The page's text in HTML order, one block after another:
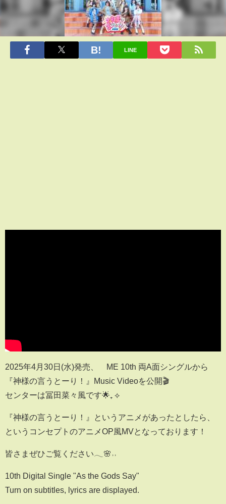
LINE
2025年4月30日(水)発売、≠ME 10th 両A面シングルから
『神様の言うとーり！』Music Videoを公開🎬
センターは冨田菜々風です🌟₊ ⟡
『神様の言うとーり！』というアニメがあったとしたら、
というコンセプトのアニメOP風MVとなっております！
皆さまぜひご覧ください𓂃🌸˒˒
10th Digital Single "As the Gods Say"
Turn on subtitles, lyrics are displayed.